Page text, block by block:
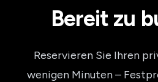
Bereit zu
Reservieren Sie Ihren
wenigen Minuten –